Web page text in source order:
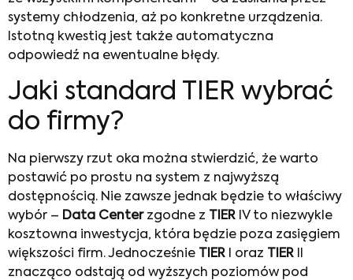
systemy chłodzenia, aż po konkretne urządzenia.
Istotną kwestią jest także automatyczna
odpowiedź na ewentualne błędy.
Jaki standard TIER wybrać
do firmy?
Na pierwszy rzut oka można stwierdzić, że warto
postawić po prostu na system z najwyższą
dostępnością. Nie zawsze jednak będzie to właściwy
wybór – Data Centerzgodne z TIER IV to niezwykle
kosztowna inwestycja, która będzie poza zasięgiem
większości firm. Jednocześnie TIER I oraz TIER
znacząco odstają od wyższych poziomów pod